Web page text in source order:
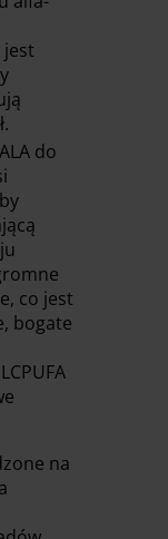
do
co jest
bogate
na